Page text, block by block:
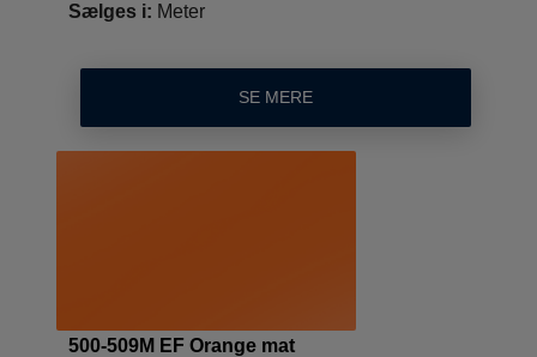
Sælges i: Meter
SE MERE
500-509M EF Orange mat